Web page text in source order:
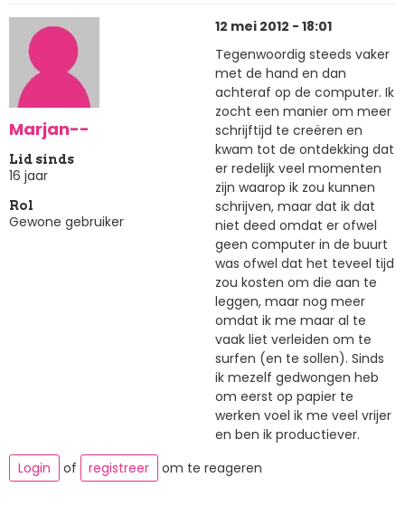
Marjan--
Lid sinds
16 jaar
Rol
Gewone gebruiker
12 mei 2012 - 18:01
Tegenwoordig steeds vaker
met de hand en dan
achteraf op de computer. Ik
zocht een manier om meer
schrijftijd te creëren en
kwam tot de ontdekking dat
er redelijk veel momenten
zijn waarop ik zou kunnen
schrijven, maar dat ik dat
niet deed omdat er ofwel
geen computer in de buurt
was ofwel dat het teveel tijd
zou kosten om die aan te
leggen, maar nog meer
omdat ik me maar al te
vaak liet verleiden om te
surfen (en te sollen). Sinds
ik mezelf gedwongen heb
om eerst op papier te
werken voel ik me veel vrijer
en ben ik productiever.
Login
of registreer om te reageren